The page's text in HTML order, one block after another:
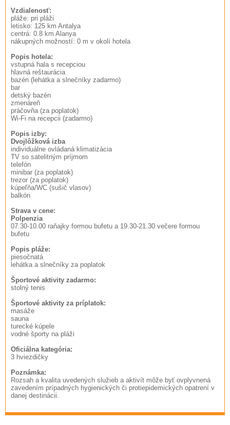
Vzdialenosť:
pláže: pri pláži
letisko: 125 km Antalya
centrá: 0.8 km Alanya
nákupných možností: 0 m v okolí hotela
Popis hotela:
vstupná hala s recepciou
hlavná reštaurácia
bazén (lehátka a slnečníky zadarmo)
bar
detský bazén
zmenáreň
práčovňa (za poplatok)
Wi-Fi na recepcii (zadarmo)
Popis izby:
Dvojlôžková izba
individuálne ovládaná klimatizácia
TV so satelitným príjmom
telefón
minibar (za poplatok)
trezor (za poplatok)
kúpeľňa/WC (sušič vlasov)
balkón
Strava v cene:
Polpenzia
07.30-10.00 raňajky formou bufetu a 19.30-21.30 večere formou
bufetu
Popis pláže:
piesočnatá
lehátka a slnečníky za poplatok
Športové aktivity zadarmo:
stolný tenis
Športové aktivity za príplatok:
masáže
sauna
turecké kúpele
vodné športy na pláži
Oficiálna kategória:
3 hviezdičky
Poznámka:
Rozsah a kvalita uvedených služieb a aktivít môže byť ovplyvnená
zavedením prípadných hygienických či protiepidemických opatrení v
danej destinácii.